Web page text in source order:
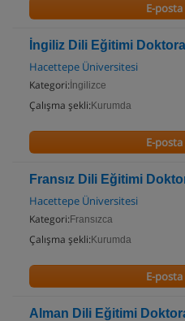
E-
İngiliz Dili Eğitimi
Hacettepe Üniversitesi
Kategori: İngilizce
Çalışma şekli: Kurumda
E-
Fransız Dili Eğitimi
Hacettepe Üniversitesi
Kategori: Fransızca
Çalışma şekli: Kurumda
E-
Alman Dili Eğitimi